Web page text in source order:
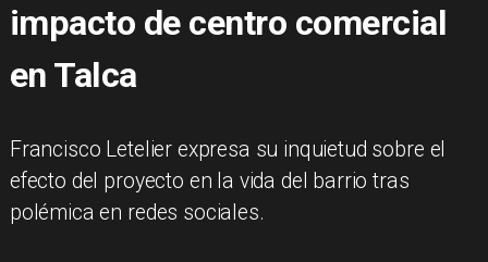
impacto de centro comercial
en Talca
Francisco Letelier expresa su inquietud sobre el
efecto del proyecto en la vida del barrio tras
polémica en redes sociales.